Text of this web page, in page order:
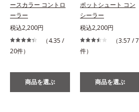
ースカラー コントロ
ーラー
税込2,200円
（4.35 /
20件）
商品を選ぶ
ポットシュート コン
シーラー
税込2,200円
（3.57 / 7
件）
商品を選ぶ